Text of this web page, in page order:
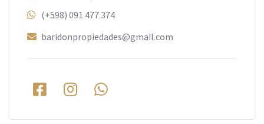
(+598) 091 477 374
baridonpropiedades@gmail.com